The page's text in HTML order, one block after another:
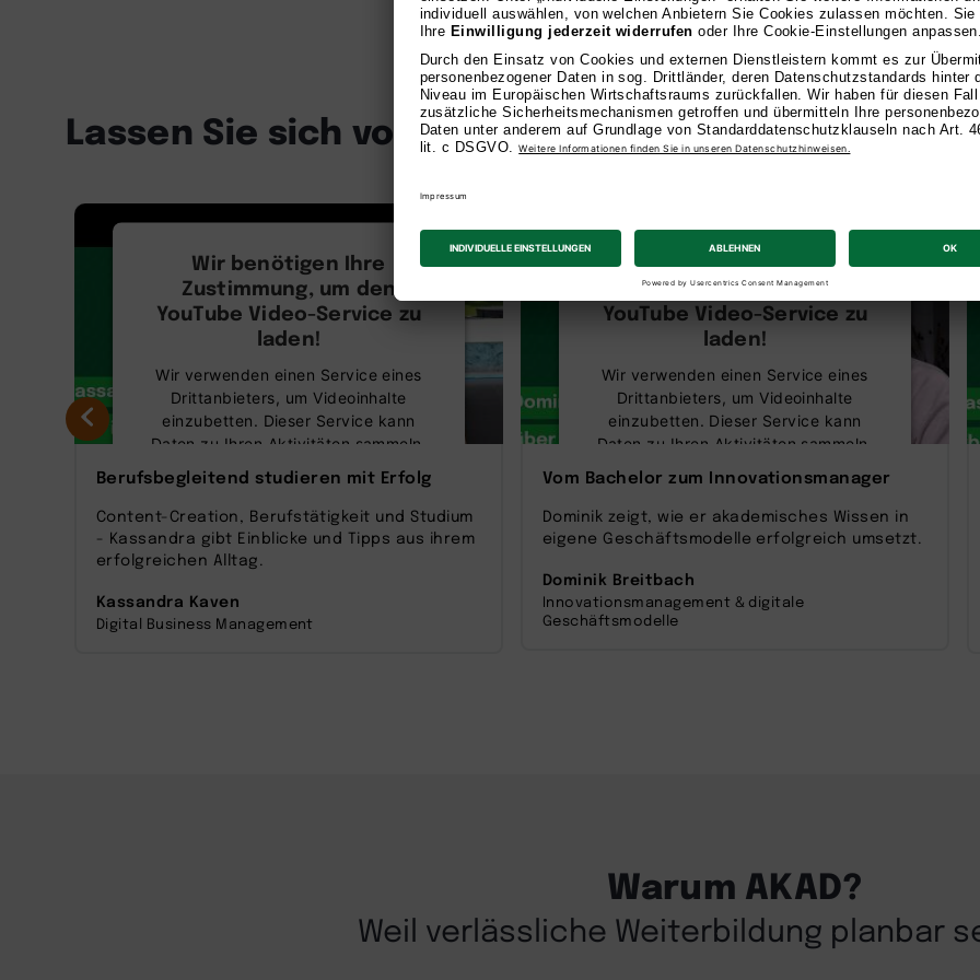
Lassen Sie sich von unseren Studierenden und
Wir benötigen Ihre
Zustimmung, um den
YouTube Video-Service zu
laden!
Wir verwenden einen Service eines
Drittanbieters, um Videoinhalte
einzubetten. Dieser Service kann
Daten zu Ihren Aktivitäten sammeln.
stimmen Sie der Nutzung des Service
zu, um dieses Video anzusehen.
Mehr Informationen
Akzeptieren
Berufsbegleitend studieren mit Erfolg
Content-Creation, Berufstätigkeit und Studium
- Kassandra gibt Einblicke und Tipps aus ihrem
erfolgreichen Alltag.
Kassandra Kaven
Digital Business Management
Wir benötigen Ihre
Zustimmung, um den
YouTube Video-Service zu
laden!
Wir verwenden einen Service eines
Drittanbieters, um Videoinhalte
einzubetten. Dieser Service kann
Daten zu Ihren Aktivitäten sammeln.
stimmen Sie der Nutzung des Service
zu, um dieses Video anzusehen.
Mehr Informationen
Akzeptieren
Vom Bachelor zum Innovationsmanager
Dominik zeigt, wie er akademisches Wissen in
eigene Geschäftsmodelle erfolgreich umsetzt.
Dominik Breitbach
Innovationsmanagement & digitale
Geschäftsmodelle
Warum AKAD?
Weil verlässliche Weiterbildung planbar